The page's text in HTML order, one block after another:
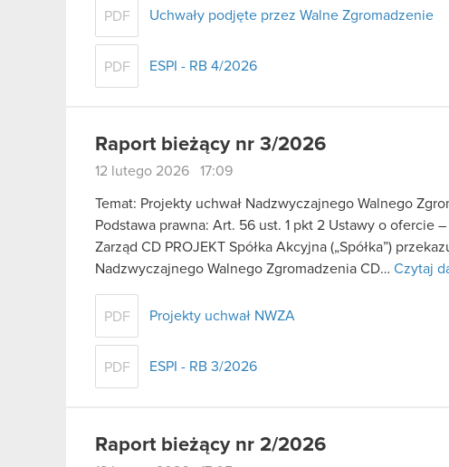
PDF Uchwały podjęte przez Walne Zgromadzenie
PDF ESPI - RB 4/2026
Raport bieżący nr 3/2026
12 lutego 2026 17:09
Temat: Projekty uchwał Nadzwyczajnego Walnego
Podstawa prawna: Art. 56 ust. 1 pkt 2 Ustawy o ofercie
Zarząd CD PROJEKT Spółka Akcyjna („Spółka”)
Nadzwyczajnego Walnego Zgromadzenia CD… Czytaj
PDF Projekty uchwał NWZA
PDF ESPI - RB 3/2026
Raport bieżący nr 2/2026